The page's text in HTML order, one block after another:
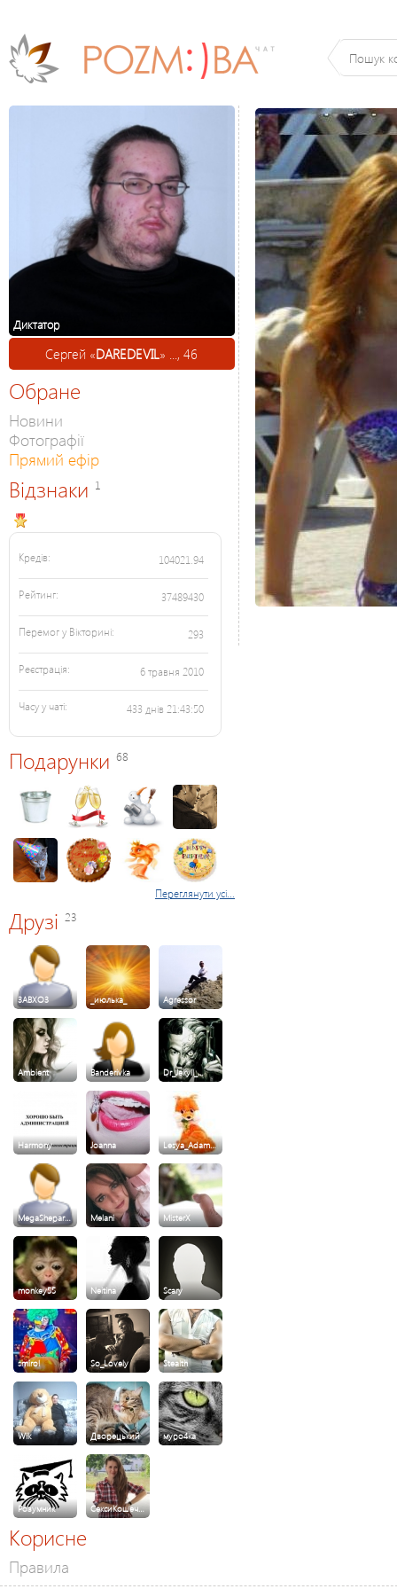
Диктатор
Сергей «DAREDEVIL» ..., 46
Обране
Новини
Фотографії
Прямий ефір
Відзнаки 1
Кредів: 104021.94
Рейтинг: 37489430
Перемог у Вікторині: 293
Реєстрація: 6 травня 2010
Часу у чаті: 433 днів 21:43:50
Подарунки 68
Переглянути усі...
Друзі 23
3ABXO3 _июлька_ Agressor
Ambient Banderivka Dr_Jekyll_…
Harmony Joanna Lesya_Adam…
MegaShepar… Melani MisterX
monkey55 Neitina Scary
smirol So_Lovely Stealth
Wik Дворецький муро4ка
Розумник СексиКошеч…
Корисне
Правила